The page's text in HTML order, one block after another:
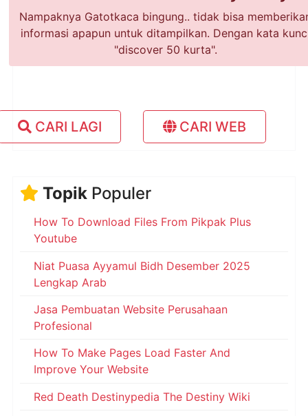
Nampaknya Gatotkaca bingung.. tidak bisa
informasi apapun untuk ditampilkan. Dengan kata
"discover 50 kurta".
CARI LAGI CARI WEB
Topik Populer
How To Download Files From Pikpak Plus
Youtube
Niat Puasa Ayyamul Bidh Desember 2025
Lengkap Arab
Jasa Pembuatan Website Perusahaan
Profesional
How To Make Pages Load Faster And
Improve Your Website
Red Death Destinypedia The Destiny Wiki